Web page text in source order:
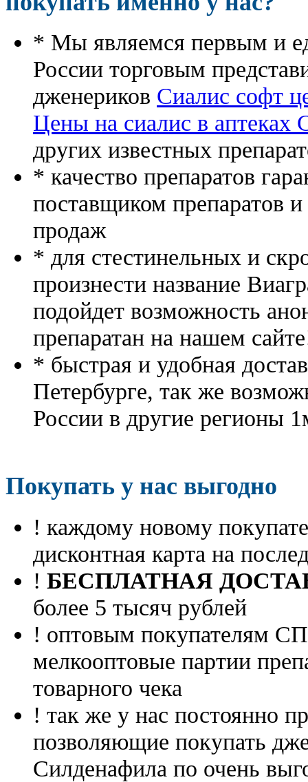
* Мы являемся первым и
России торговым
дженериков Сиалис софт
Цены на сиалис в аптеках
других известных
* качество препаратов
поставщиком препаратов
продаж
* для стестинельных и
произнести название
подойдет возможность
препаратан на нашем
* быстрая и удобная
Петербурге, так же
России в другие регионы
Покупать у нас выгодно
! каждому новому
дисконтная карта на
! БЕСПЛАТНАЯ
более 5 тысяч рублей
! оптовым покупателям
мелкооптовые партии
товарного чека
! так же у нас постоянно
позволяющие покупать
Силденафила по очень